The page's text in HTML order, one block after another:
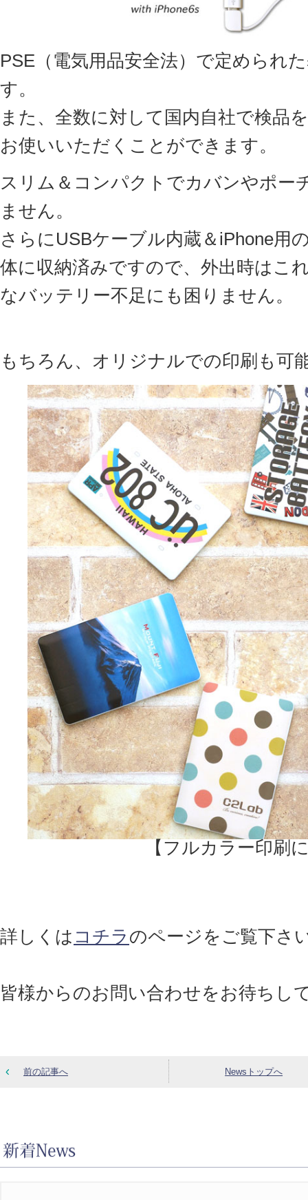
PSE（電気用品安全法）で定められ
す。
また、全数に対して国内自社で検品
お使いいただくことができます。
スリム＆コンパクトでカバンやポー
ません。
さらにUSBケーブル内蔵＆iPhone用
体に収納済みですので、外出時はこ
なバッテリー不足にも困りません。
もちろん、オリジナルでの印刷も可
【フルカラー印刷
詳しくは コチラ のページをご覧下さ
皆様からのお問い合わせをお待ちし
前の記事へ Newsトップへ